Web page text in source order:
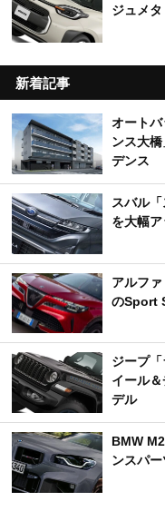
ジュメ
新着記事
オート
ンス大
デンス
スバル
を大幅
アルフ
のSport
ジープ
イール
デル
BMW
ンスパ